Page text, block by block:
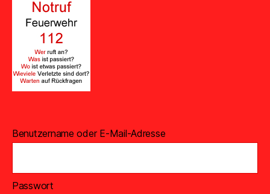
Benutzername oder E-Mail-Adresse
Passwort